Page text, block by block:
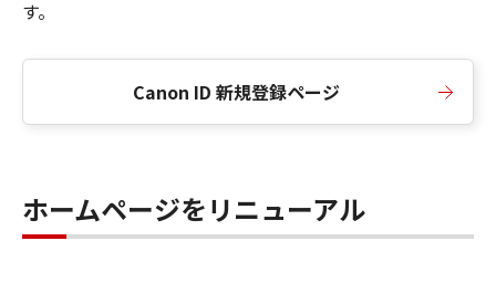
す。
Canon ID 新規登録ページ
ホームページをリニューアル